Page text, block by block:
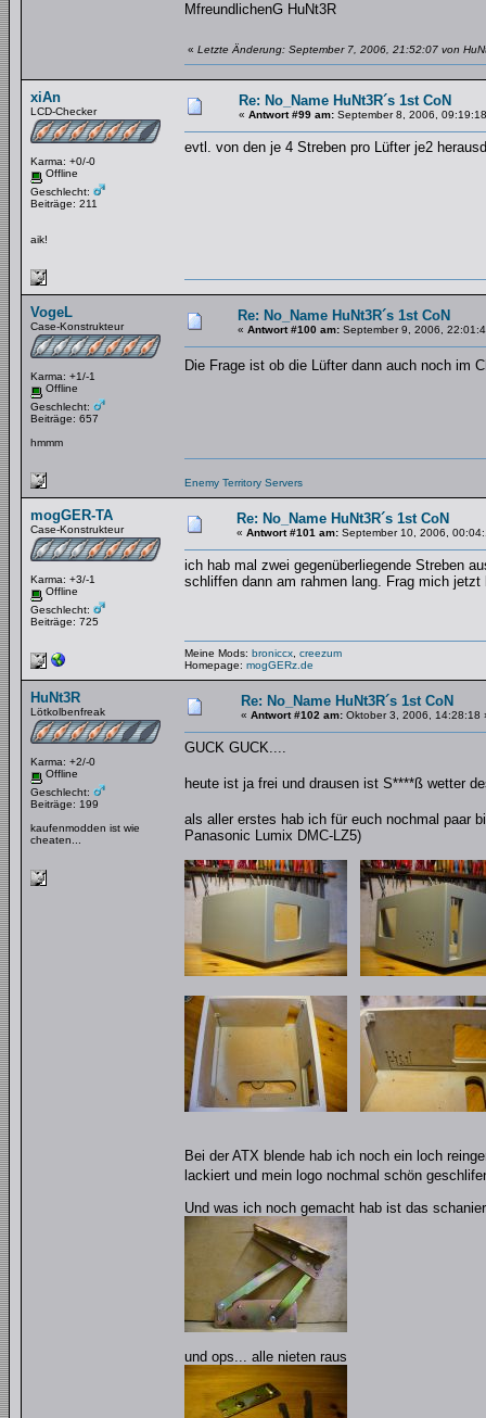
MfreundlichenG HuNt3R
« Letzte Änderung: September 7, 2006, 21:52:07 von
xiAn
LCD-Checker
Karma: +0/-0
Offline
Geschlecht:
Beiträge: 211
aik!
Re: No_Name HuNt3R´s 1st CoN
« Antwort #99 am: September 8, 2006,
evtl. von den je 4 Streben pro Lüfter je2
VogeL
Case-Konstrukteur
Karma: +1/-1
Offline
Geschlecht:
Beiträge: 657
hmmm
Re: No_Name HuNt3R´s 1st CoN
« Antwort #100 am: September 9, 2006,
Die Frage ist ob die Lüfter dann auch noch im
Enemy Territory Servers
mogGER-TA
Case-Konstrukteur
Karma: +3/-1
Offline
Geschlecht:
Beiträge: 725
Re: No_Name HuNt3R´s 1st CoN
« Antwort #101 am: September 10, 2006,
ich hab mal zwei gegenüberliegende Streben
schliffen dann am rahmen lang. Frag mich
Meine Mods: broniccx creezum
Homepage: mogGERz.de
HuNt3R
Lötkolbenfreak
Karma: +2/-0
Offline
Geschlecht:
Beiträge: 199
kaufenmodden ist wie
cheaten...
Re: No_Name HuNt3R´s 1st CoN
« Antwort #102 am: Oktober 3, 2006, 14:28:18
GUCK GUCK....
heute ist ja frei und drausen ist S****ß wetter
als aller erstes hab ich für euch nochmal paar
Panasonic Lumix DMC-LZ5)
Bei der ATX blende hab ich noch ein loch
lackiert und mein logo nochmal schön
Und was ich noch gemacht hab ist das
und ops... alle nieten raus